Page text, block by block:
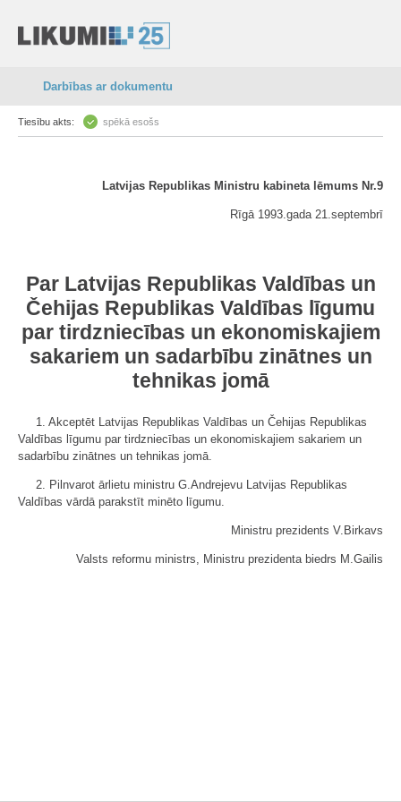
Darbības ar dokumentu
Tiesību akts: spēkā esošs
Latvijas Republikas Ministru kabineta lēmums Nr.9
Rīgā 1993.gada 21.septembrī
Par Latvijas Republikas Valdības un
Čehijas Republikas Valdības līgumu
par tirdzniecības un ekonomiskajiem
sakariem un sadarbību zinātnes un
tehnikas jomā
1. Akceptēt Latvijas Republikas Valdības un Čehijas Republikas
Valdības līgumu par tirdzniecības un ekonomiskajiem sakariem un
sadarbību zinātnes un tehnikas jomā.
2. Pilnvarot ārlietu ministru G.Andrejevu Latvijas Republikas
Valdības vārdā parakstīt minēto līgumu.
Ministru prezidents V.Birkavs
Valsts reformu ministrs, Ministru prezidenta biedrs M.Gailis